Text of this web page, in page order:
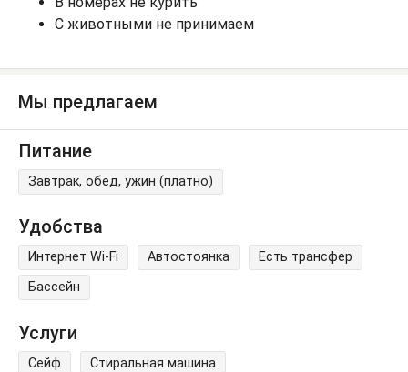
С животными не принимаем
Мы предлагаем
Питание
Завтрак, обед, ужин (платно)
Удобства
Интернет Wi-Fi Автостоянка
Есть трансфер
Бассейн
Услуги
Сейф
Стиральная машина